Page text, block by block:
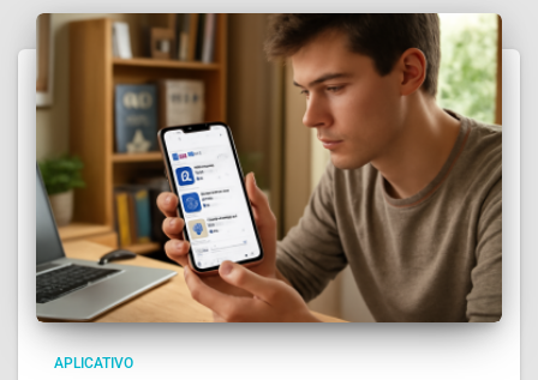
APLICATIVO